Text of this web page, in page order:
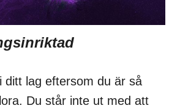
ditt lag eftersom du är så
Du står inte ut med att